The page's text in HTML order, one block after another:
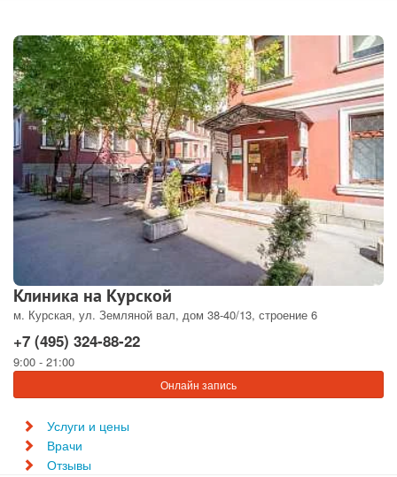
Клиника на Курской
м. Курская, ул. Земляной вал, дом 38-40/13, строение 6
+7 (495) 324-88-22
9:00 - 21:00
Онлайн запись
Услуги и цены
Врачи
Отзывы